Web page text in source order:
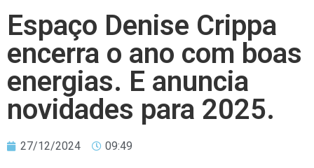
Espaço Denise Crippa
encerra o ano com boas
energias. E anuncia
novidades para 2025.
27/12/2024 09:49